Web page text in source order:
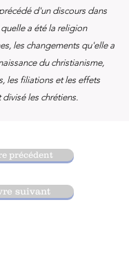
d'un discours dans
a été la religion
les changements qu'elle a
du christianisme,
les filiations et les effets
les chrétiens.
précédent
suivant